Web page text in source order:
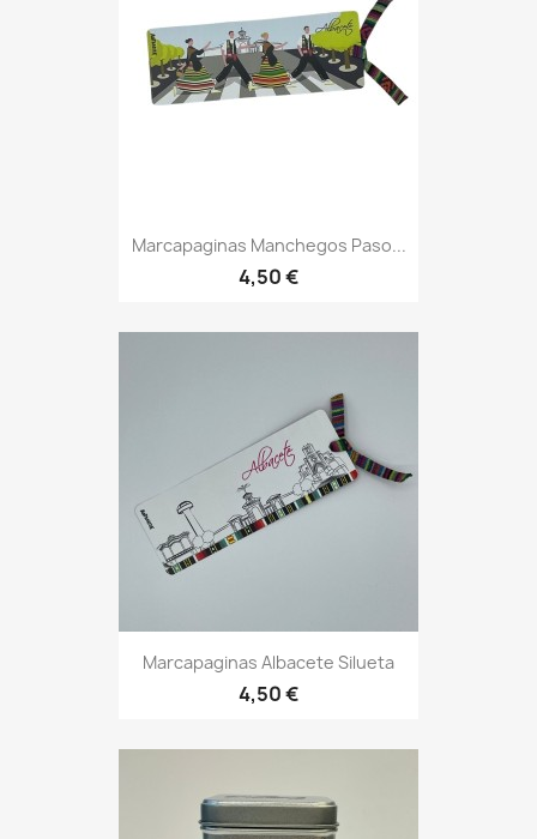
Marcapaginas Manchegos Paso...
4,50 €
Marcapaginas Albacete Silueta
4,50 €